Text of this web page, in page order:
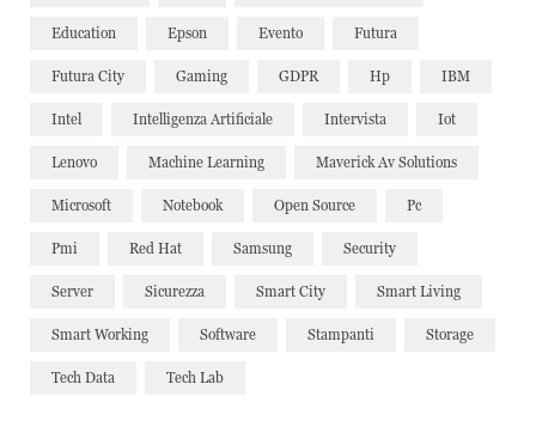
Education Epson Evento Futura
Futura City Gaming GDPR Hp IBM
Intel Intelligenza Artificiale Intervista Iot
Lenovo Machine Learning Maverick Av Solutions
Microsoft Notebook Open Source Pc
Pmi Red Hat Samsung Security
Server Sicurezza Smart City Smart Living
Smart Working Software Stampanti Storage
Tech Data Tech Lab